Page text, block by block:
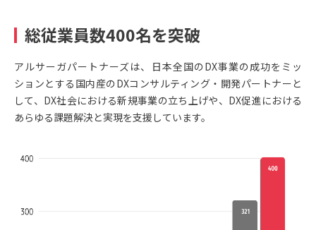
総従業員数400名を突破
アルサーガパートナーズは、日本全国のDX事業の成功をミッ
ションとする国内産のDXコンサルティング・開発パートナーと
して、DX社会における新規事業の立ち上げや、DX促進における
あらゆる課題解決と実現を支援しています。